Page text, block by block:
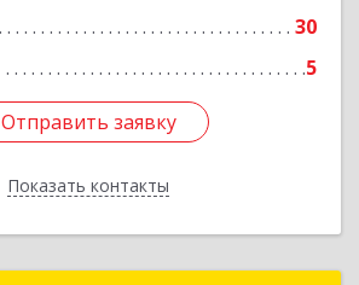
30
5
Отправить заявку
Показать контакты
Отправить заявку
Назад